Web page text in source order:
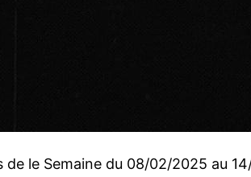
de le Semaine du 08/02/2025 au